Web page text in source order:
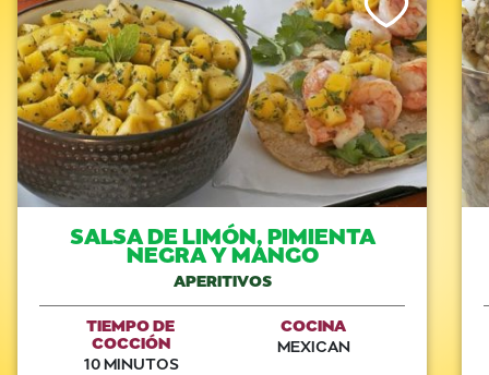
SALSA DE LIMÓN, PIMIENTA
NEGRA Y MANGO
APERITIVOS
TIEMPO DE
COCCIÓN
10 MINUTOS
COCINA
MEXICAN